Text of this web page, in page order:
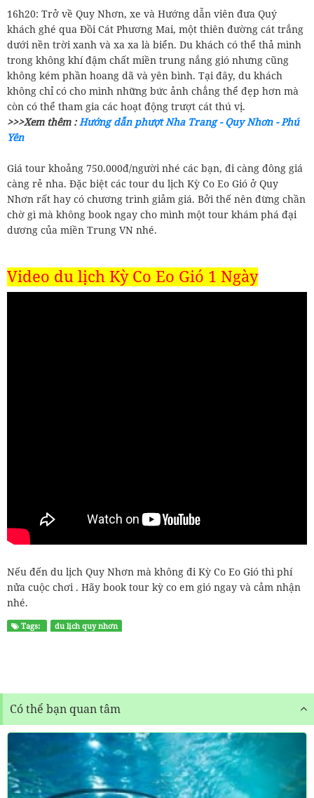
16h20: Trở về Quy Nhơn, xe và Hướng dẫn viên đưa Quý
khách ghé qua Đồi Cát Phương Mai, một thiên đường cát trắng
dưới nền trời xanh và xa xa là biển. Du khách có thể thả mình
trong không khí đậm chất miền trung nắng gió nhưng cũng
không kém phần hoang dã và yên bình. Tại đây, du khách
không chỉ có cho mình những bức ảnh chẳng thể đẹp hơn mà
còn có thể tham gia các hoạt động trượt cát thú vị.
>>>Xem thêm :Hướng dẫn phượt Nha Trang - Quy Nhơn - Phú
Yên
Giá tour khoảng 750.000đ/người nhé các bạn, đi càng đông giá
càng rẻ nha. Đặc biệt các tour du lịch Kỳ Co Eo Gió ở Quy
Nhơn rất hay có chương trình giảm giá. Bởi thế nên đừng chần
chờ gì mà không book ngay cho mình một tour khám phá đại
dương của miền Trung VN nhé.
Video du lịch Kỳ Co Eo Gió 1 Ngày
Nếu đến du lịch Quy Nhơn mà không đi Kỳ Co Eo Gió thì phí
nửa cuộc chơi . Hãy book tour kỳ co em gió ngay và cảm nhận
nhé.
Tags: du lịch quy nhơn
Có thể bạn quan tâm